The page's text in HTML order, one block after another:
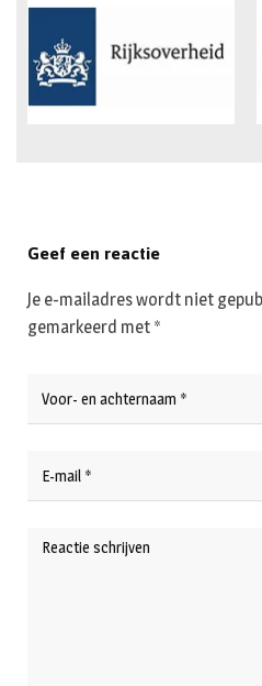
Geef een reactie
Je e-mailadres wordt niet
gemarkeerd met *